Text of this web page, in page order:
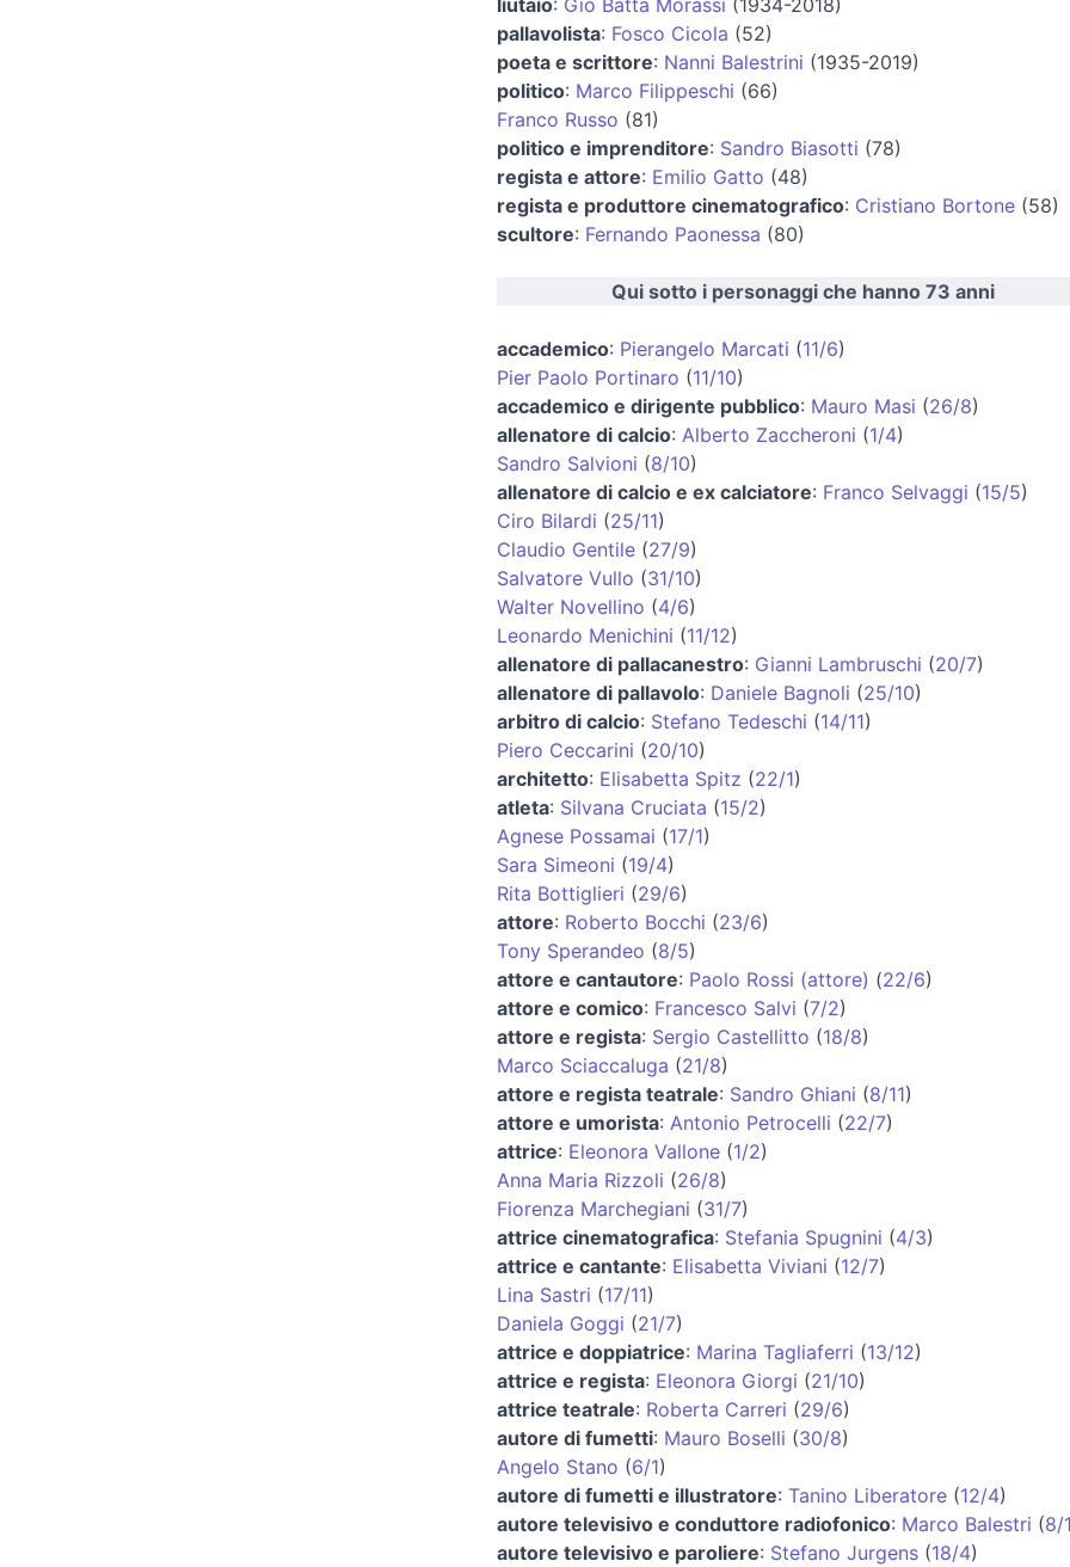
pallavolista: Fosco Cicola (52)
poeta e scrittore: Nanni Balestrini (1935-2019)
politico: Marco Filippeschi (66)
Franco Russo (81)
politico e imprenditore: Sandro Biasotti (78)
regista e attore: Emilio Gatto (48)
regista e produttore cinematografico: Cristiano Bortone(58)
scultore: Fernando Paonessa (80)
Qui sotto i personaggi che hanno 73 anni
accademico: Pierangelo Marcati (11/6)
Pier Paolo Portinaro (11/10)
accademico e dirigente pubblico: Mauro Masi (26/8)
allenatore di calcio: Alberto Zaccheroni (1/4)
Sandro Salvioni (8/10)
allenatore di calcio e ex calciatore: Franco Selvaggi (15/5)
Ciro Bilardi (25/11)
Claudio Gentile(27/9)
Salvatore Vullo (31/10)
Walter Novellino (4/6)
Leonardo Menichini (11/12)
allenatore di pallacanestro: Gianni Lambruschi (20/7)
allenatore di pallavolo: Daniele Bagnoli (25/10)
arbitro di calcio: Stefano Tedeschi (14/11)
Piero Ceccarini (20/10)
architetto: Elisabetta Spitz (22/1)
atleta: Silvana Cruciata (15/2)
Agnese Possamai (17/1)
Sara Simeoni (19/4)
Rita Bottiglieri (29/6)
attore: Roberto Bocchi (23/6)
Tony Sperandeo (8/5)
attore e cantautore: Paolo Rossi (attore) (22/6)
attore e comico: Francesco Salvi (7/2)
attore e regista: Sergio Castellitto (18/8)
Marco Sciaccaluga (21/8)
attore e regista teatrale: Sandro Ghiani (8/11)
attore e umorista: Antonio Petrocelli (22/7)
attrice: Eleonora Vallone(1/2)
Anna Maria Rizzoli (26/8)
Fiorenza Marchegiani (31/7)
attrice cinematografica: Stefania Spugnini (4/3)
attrice e cantante: Elisabetta Viviani (12/7)
Lina Sastri (17/11)
Daniela Goggi (21/7)
attrice e doppiatrice: Marina Tagliaferri (13/12)
attrice e regista: Eleonora Giorgi (21/10)
attrice teatrale: Roberta Carreri (29/6)
autore di fumetti: Mauro Boselli (30/8)
Angelo Stano (6/1)
autore di fumetti e illustratore: Tanino Liberatore(12/4)
autore televisivo e conduttore radiofonico: Marco Balestri (8/
autore televisivo e paroliere: Stefano Jurgens(18/4)